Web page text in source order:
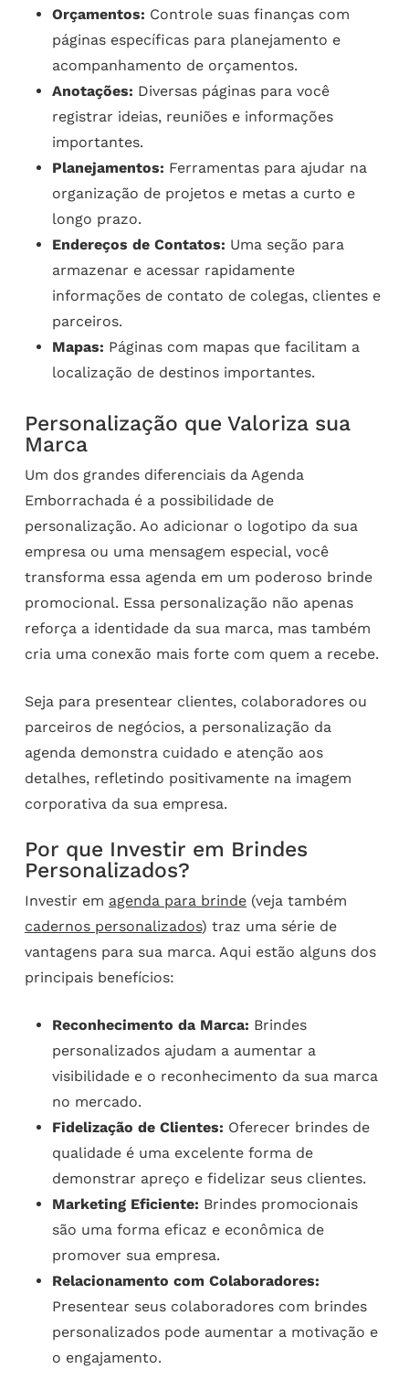
Orçamentos: Controle suas finanças com
páginas específicas para planejamento e
acompanhamento de orçamentos.
Anotações: Diversas páginas para você
registrar ideias, reuniões e informações
importantes.
Planejamentos: Ferramentas para ajudar na
organização de projetos e metas a curto e
longo prazo.
Endereços de Contatos: Uma seção para
armazenar e acessar rapidamente
informações de contato de colegas, clientes e
parceiros.
Mapas: Páginas com mapas que facilitam a
localização de destinos importantes.
Personalização que Valoriza sua
Marca
Um dos grandes diferenciais da Agenda
Emborrachada é a possibilidade de
personalização. Ao adicionar o logotipo da sua
empresa ou uma mensagem especial, você
transforma essa agenda em um poderoso brinde
promocional. Essa personalização não apenas
reforça a identidade da sua marca, mas também
cria uma conexão mais forte com quem a recebe.
Seja para presentear clientes, colaboradores ou
parceiros de negócios, a personalização da
agenda demonstra cuidado e atenção aos
detalhes, refletindo positivamente na imagem
corporativa da sua empresa.
Por que Investir em Brindes
Personalizados?
Investir em agenda para brinde(veja também
cadernos personalizados) traz uma série de
vantagens para sua marca. Aqui estão alguns dos
principais benefícios:
Reconhecimento da Marca: Brindes
personalizados ajudam a aumentar a
visibilidade e o reconhecimento da sua marca
no mercado.
Fidelização de Clientes: Oferecer brindes de
qualidade é uma excelente forma de
demonstrar apreço e fidelizar seus clientes.
Marketing Eficiente: Brindes promocionais
são uma forma eficaz e econômica de
promover sua empresa.
Relacionamento com Colaboradores:
Presentear seus colaboradores com brindes
personalizados pode aumentar a motivação e
o engajamento.